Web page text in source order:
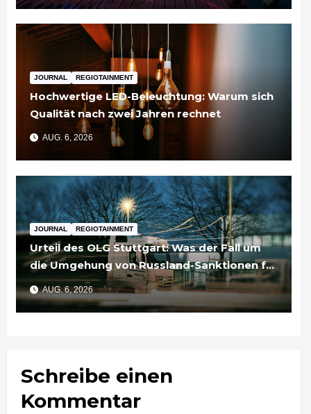
JOURNAL REGIOTAINMENT
Hochwertige LED-Beleuchtung: Warum sich
Qualität nach zwei Jahren rechnet
AUG. 6, 2026
JOURNAL REGIOTAINMENT
Urteil des OLG Stuttgart: Was der Fall um
die Umgehung von Russland-Sanktionen für
Unternehmen bedeutet
AUG. 6, 2026
Schreibe einen
Kommentar